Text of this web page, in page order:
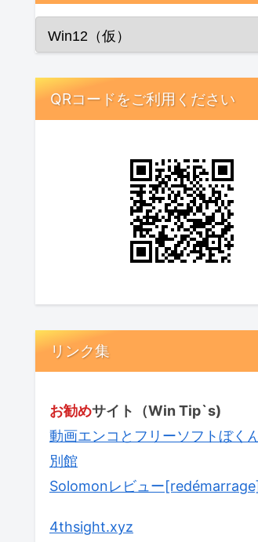
QRコードをご利用ください
リンク集
お勧めサイト（Win Tip`s)
動画エンコとフリーソフトぼく
別館
Solomonレビュー
4thsight.xyz